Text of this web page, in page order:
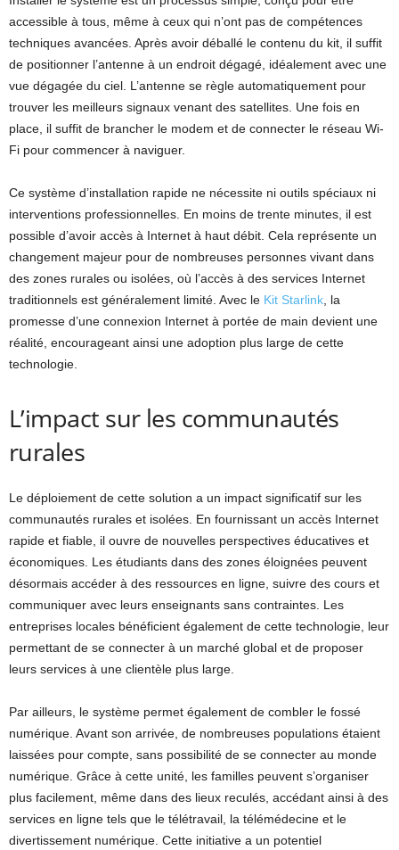
accessible à tous, même à ceux qui n’ont pas de compétences
techniques avancées. Après avoir déballé le contenu du kit, il suffit
de positionner l’antenne à un endroit dégagé, idéalement avec une
vue dégagée du ciel. L’antenne se règle automatiquement pour
trouver les meilleurs signaux venant des satellites. Une fois en
place, il suffit de brancher le modem et de connecter le réseau Wi-
Fi pour commencer à naviguer.
Ce système d’installation rapide ne nécessite ni outils spéciaux ni
interventions professionnelles. En moins de trente minutes, il est
possible d’avoir accès à Internet à haut débit. Cela représente un
changement majeur pour de nombreuses personnes vivant dans
des zones rurales ou isolées, où l’accès à des services Internet
traditionnels est généralement limité. Avec le Kit Starlink , la
promesse d’une connexion Internet à portée de main devient une
réalité, encourageant ainsi une adoption plus large de cette
technologie.
L’impact sur les communautés
rurales
Le déploiement de cette solution a un impact significatif sur les
communautés rurales et isolées. En fournissant un accès Internet
rapide et fiable, il ouvre de nouvelles perspectives éducatives et
économiques. Les étudiants dans des zones éloignées peuvent
désormais accéder à des ressources en ligne, suivre des cours et
communiquer avec leurs enseignants sans contraintes. Les
entreprises locales bénéficient également de cette technologie, leur
permettant de se connecter à un marché global et de proposer
leurs services à une clientèle plus large.
Par ailleurs, le système permet également de combler le fossé
numérique. Avant son arrivée, de nombreuses populations étaient
laissées pour compte, sans possibilité de se connecter au monde
numérique. Grâce à cette unité, les familles peuvent s’organiser
plus facilement, même dans des lieux reculés, accédant ainsi à des
services en ligne tels que le télétravail, la télémédecine et le
divertissement numérique. Cette initiative a un potentiel